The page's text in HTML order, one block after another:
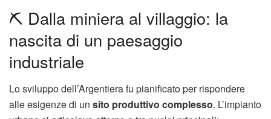
⛏️ Dalla miniera al villaggio: la
nascita di un paesaggio
industriale
Lo sviluppo dell’Argentiera fu pianificato per rispondere
alle esigenze di un sito produttivo complesso. L’impianto